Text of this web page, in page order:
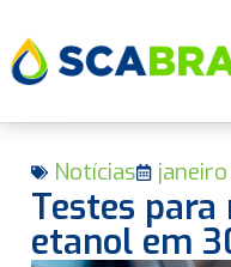
Notícias
Testes
etanol em